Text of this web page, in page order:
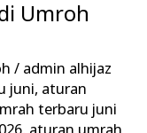
Umroh
/ admin alhijaz
juni, aturan
terbaru juni